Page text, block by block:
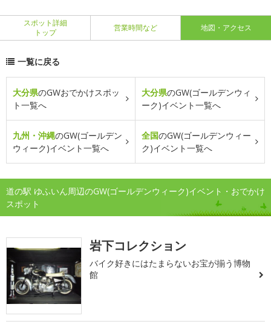
スポット詳細
トップ
営業時間など 地図・アクセス
一覧に戻る
大分県のGWおでかけスポッ
ト一覧へ
大分県のGW(ゴールデンウィ
ーク)イベント一覧へ
九州・沖縄のGW(ゴールデン
ウィーク)イベント一覧へ
全国のGW(ゴールデンウィー
ク)イベント一覧へ
道の駅 ゆふいん周辺のGW(ゴールデンウィーク)イベント・おでかけ
スポット
岩下コレクション
バイク好きにはたまらないお宝が揃う博物
館